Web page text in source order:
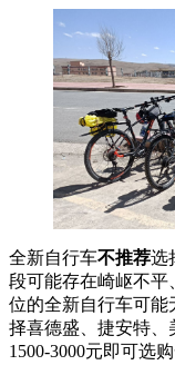
全新自行车不推荐选
段可能存在崎岖不平
位的全新自行车可能
择喜德盛、捷安特、
1500-3000元即可选